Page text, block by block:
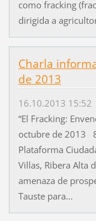
como fracking
dirigida a
Charla
de 2013
16.10.2013 15:52
“El Fracking:
octubre de 2013
Plataforma
Villas, Ribera Alta
amenaza de
Tauste para...